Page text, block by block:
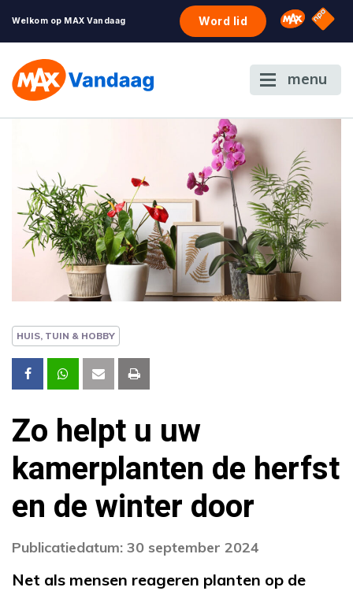
Welkom op MAX Vandaag Word lid Omroep
NPO
menu
HUIS, TUIN & HOBBY
Zo helpt u uw
kamerplanten de herfst
en de winter door
Publicatiedatum: 30 september 2024
Net als mensen reageren planten op de